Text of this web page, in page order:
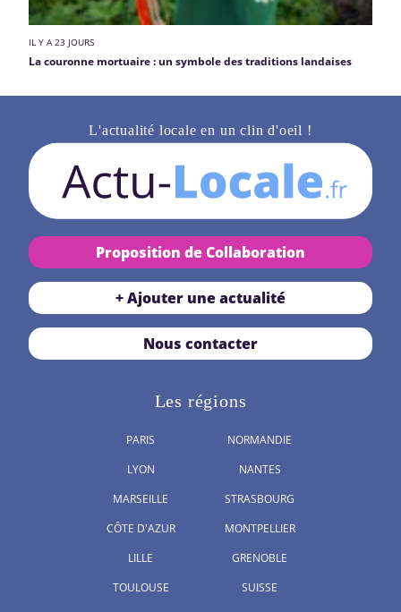
IL Y A 23 JOURS
La couronne mortuaire : un symbole des traditions landaises
L'actualité locale en un clin d'oeil !
Proposition de Collaboration
+ Ajouter une actualité
Nous contacter
Les régions
PARIS
LYON
MARSEILLE
CÔTE D'AZUR
LILLE
TOULOUSE
NORMANDIE
NANTES
STRASBOURG
MONTPELLIER
GRENOBLE
SUISSE